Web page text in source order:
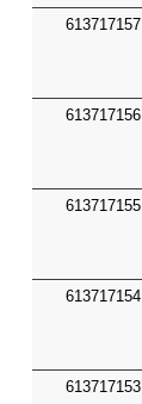
613717157
613717156
613717155
613717154
613717153